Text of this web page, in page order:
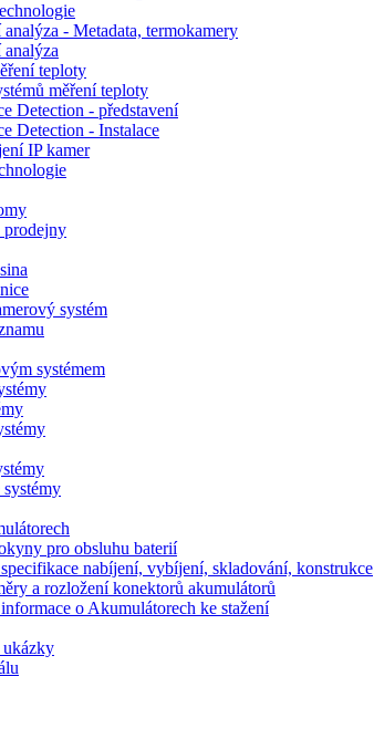
- Metadata, termokamery
teploty
měření teploty
Detection - představení
Detection - Instalace
IP kamer
prodejny
systém
systémem
pro obsluhu baterií
nabíjení, vybíjení, skladování, konstrukce
a rozložení konektorů akumulátorů
o Akumulátorech ke stažení
ukázky